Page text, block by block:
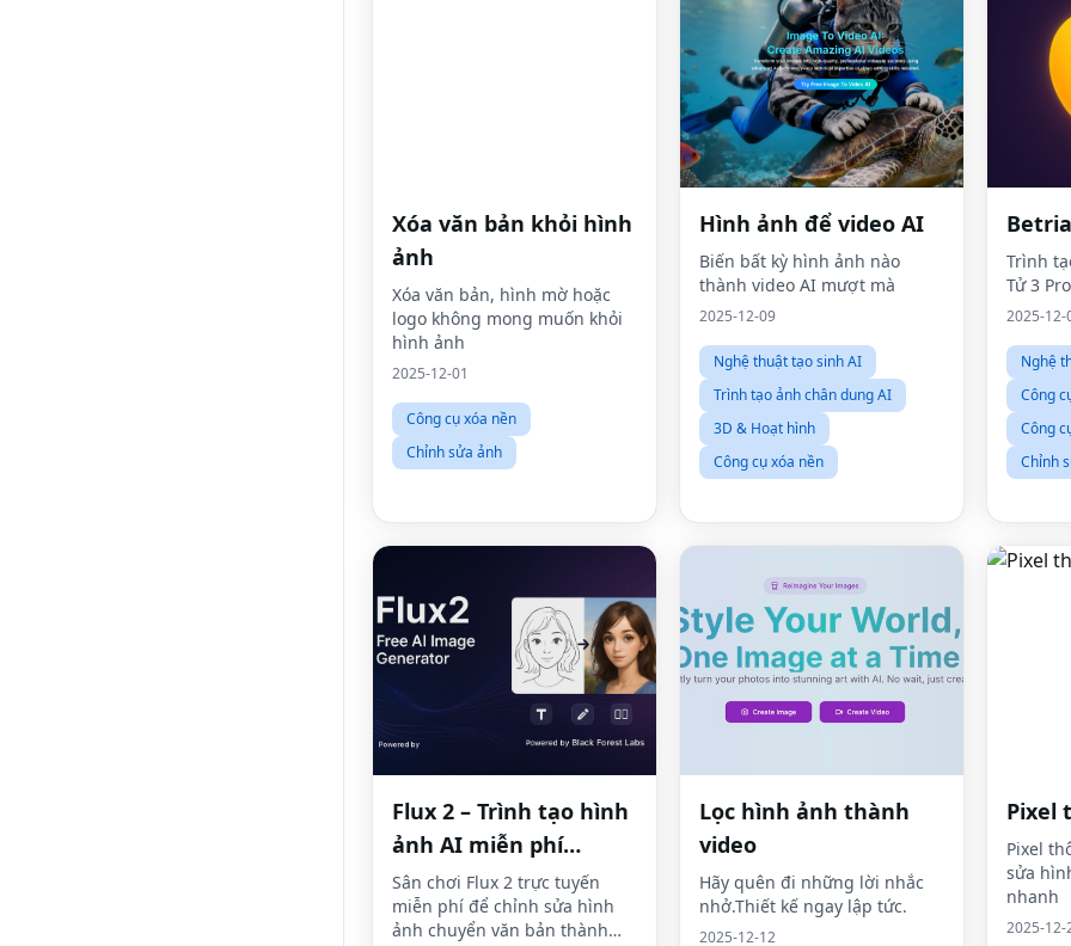
Xóa văn bản khỏi hình
ảnh
Xóa văn bản, hình mờ hoặc
logo không mong muốn khỏi
hình ảnh
2025-12-01
Công cụ xóa nền
Chỉnh sửa ảnh
Hình ảnh để video AI
Biến bất kỳ hình ảnh nào
thành video AI mượt mà
2025-12-09
Nghệ thuật tạo sinh AI
Trình tạo ảnh chân dung AI
3D & Hoạt hình
Công cụ xóa nền
Trình
Tử 3 Pro
2025-12-
Nghệ
Công
Công
Chỉnh
Flux 2 – Trình tạo hình
ảnh AI miễn phí
(Flux2.one)
Sân chơi Flux 2 trực tuyến
miễn phí để chỉnh sửa hình
ảnh chuyển văn bản thành
Lọc hình ảnh thành
video
Hãy quên đi những lời nhắc
nhở.Thiết kế ngay lập tức.
2025-12-12
Pixel
Pixel
sửa
nhanh
2025-12-